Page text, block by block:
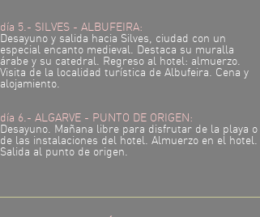
día 5.- SILVES - ALBUFEIRA:
Desayuno y salida hacia Silves, ciudad con un
especial encanto medieval. Destaca su muralla
árabe y su catedral. Regreso al hotel: almuerzo.
Visita de la localidad turística de Albufeira. Cena y
alojamiento.
día 6.- ALGARVE - PUNTO DE ORIGEN:
Desayuno. Mañana libre para disfrutar de la playa o
de las instalaciones del hotel. Almuerzo en el hotel.
Salida al punto de origen.